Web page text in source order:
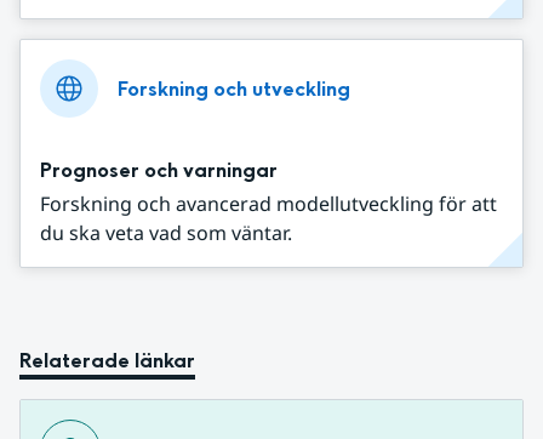
Forskning och utveckling
Prognoser och varningar
Forskning och avancerad modellutveckling för att
du ska veta vad som väntar.
Relaterade länkar